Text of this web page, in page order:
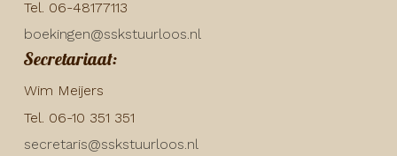
Tel. 06-48177113
boekingen@sskstuurloos.nl
Secretariaat:
Wim Meijers
Tel. 06-10 351 351
secretaris@sskstuurloos.nl